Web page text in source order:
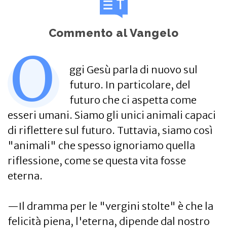
Commento al Vangelo
O
ggi Gesù parla di nuovo sul
futuro. In particolare, del
futuro che ci aspetta come
esseri umani. Siamo gli unici animali capaci
di riflettere sul futuro. Tuttavia, siamo così
"animali" che spesso ignoriamo quella
riflessione, come se questa vita fosse
eterna.
—Il dramma per le "vergini stolte" è che la
felicità piena, l'eterna, dipende dal nostro